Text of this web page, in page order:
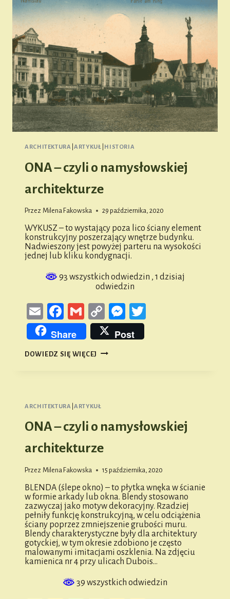
ARCHITEKTURA |ARTYKUŁ HISTORIA
ONA – czyli o namysłowskiej
architekturze
Przez Milena Fakowska 29 października, 2020
WYKUSZ – to wystający poza lico ściany element
konstrukcyjny poszerzający wnętrze budynku.
Nadwieszony jest powyżej parteru na wysokości
jednej lub kliku kondygnacji.
93 wszystkich odwiedzin , 1 dzisiaj
odwiedzin
EmailFacebook
GmailCopy
Link
Messenger
Share Post
DOWIEDZ SIĘ WIĘCEJ ONA
ARCHITEKTURA |ARTYKUŁ
ONA – czyli o namysłowskiej
architekturze
Przez Milena Fakowska 15 października, 2020
BLENDA (ślepe okno) – to płytka wnęka w ścianie
w formie arkady lub okna. Blendy stosowano
zazwyczaj jako motyw dekoracyjny. Rzadziej
pełniły funkcję konstrukcyjną, w celu odciążenia
ściany poprzez zmniejszenie grubości muru.
Blendy charakterystyczne były dla architektury
gotyckiej, w tym okresie zdobiono je często
malowanymi imitacjami oszklenia. Na zdjęciu
kamienica nr 4 przy ulicach Dubois…
39 wszystkich odwiedzin